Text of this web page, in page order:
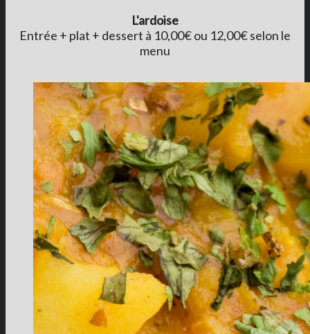
L'ardoise
Entrée + plat + dessert à 10,00€ ou 12,00€ selon le
menu